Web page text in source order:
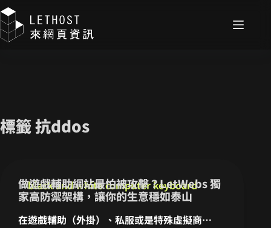
標籤抗ddos
做遊戲輔助網站最怕被攻擊？LetWebs 獨
家高防禦架構，讓你的生意穩如泰山
在遊戲輔助（外掛）、私服或是特殊虛擬商…